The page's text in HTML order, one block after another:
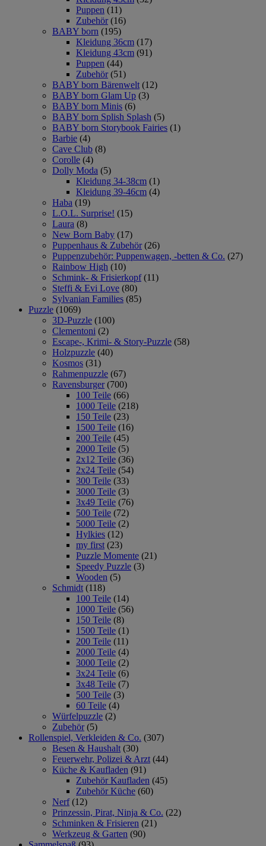
Puppen (11)
Zubehör (16)
BABY born (195)
Kleidung 36cm (17)
Kleidung 43cm (91)
Puppen (44)
Zubehör (51)
BABY born Bärenwelt (12)
BABY born Glam Up (3)
BABY born Minis (6)
BABY born Splish Splash (5)
BABY born Storybook Fairies (1)
Barbie (4)
Cave Club (8)
Corolle (4)
Dolly Moda (5)
Kleidung 34-38cm (1)
Kleidung 39-46cm (4)
Haba (19)
L.O.L. Surprise! (15)
Laura (8)
New Born Baby (17)
Puppenhaus & Zubehör (26)
Puppenzubehör: Puppenwagen, -betten & Co. (27)
Rainbow High (10)
Schmink- & Frisierkopf (11)
Steffi & Evi Love (80)
Sylvanian Families (85)
Puzzle (1069)
3D-Puzzle (100)
Clementoni (2)
Escape-, Krimi- & Story-Puzzle (58)
Holzpuzzle (40)
Kosmos (31)
Rahmenpuzzle (67)
Ravensburger (700)
100 Teile (66)
1000 Teile (218)
150 Teile (23)
1500 Teile (16)
200 Teile (45)
2000 Teile (5)
2x12 Teile (36)
2x24 Teile (54)
300 Teile (33)
3000 Teile (3)
3x49 Teile (76)
500 Teile (72)
5000 Teile (2)
Hylkies (12)
my first (23)
Puzzle Momente (21)
Speedy Puzzle (3)
Wooden (5)
Schmidt (118)
100 Teile (14)
1000 Teile (56)
150 Teile (8)
1500 Teile (1)
200 Teile (11)
2000 Teile (4)
3000 Teile (2)
3x24 Teile (6)
3x48 Teile (7)
500 Teile (3)
60 Teile (4)
Würfelpuzzle (2)
Zubehör (5)
Rollenspiel, Verkleiden & Co. (307)
Besen & Haushalt (30)
Feuerwehr, Polizei & Arzt (44)
Küche & Kaufladen (91)
Zubehör Kaufladen (45)
Zubehör Küche (60)
Nerf (12)
Prinzessin, Pirat, Ninja & Co. (22)
Schminken & Frisieren (21)
Werkzeug & Garten (90)